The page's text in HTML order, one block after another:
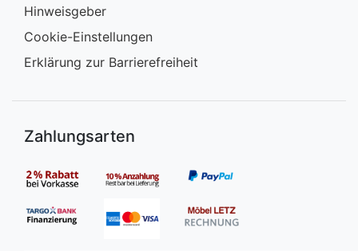
Hinweisgeber
Cookie-Einstellungen
Erklärung zur Barrierefreiheit
Zahlungsarten